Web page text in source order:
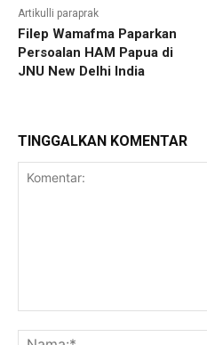
Artikulli paraprak
Filep Wamafma Paparkan
Persoalan HAM Papua di
JNU New Delhi India
TINGGALKAN KOMENTAR